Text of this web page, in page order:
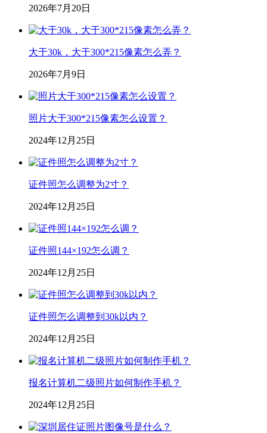
2026年7月20日
大于30k，大于300*215像素怎么弄？
2026年7月9日
照片大于300*215像素怎么设置？
2024年12月25日
证件照怎么调整为2寸？
2024年12月25日
证件照144×192怎么调？
2024年12月25日
证件照怎么调整到30k以内？
2024年12月25日
报名计算机二级照片如何制作手机？
2024年12月25日